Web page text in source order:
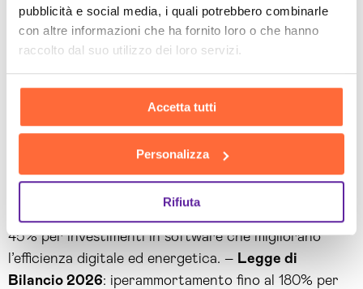
pubblicità e social media, i quali potrebbero combinarle
con altre informazioni che ha fornito loro o che hanno
raccolto dal suo utilizzo dei loro servizi.
Accetta tutti
Personalizza
Rifiuta
Gli incentivi che pochi
conoscono
accessibile di quanto si pensi, grazie a incentivi che
molte PMI italiane non conoscono o non utilizzano.
45% per investimenti in software che migliorano
l’efficienza digitale ed energetica. – Legge di
Bilancio 2026: iperammortamento fino al 180% per